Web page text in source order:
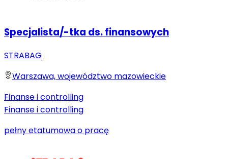
Specjalista/-tka ds. finansowych
STRABAG
Warszawa, województwo mazowieckie
Finanse i controlling
Finanse i controlling
pełny etatumowa o pracę